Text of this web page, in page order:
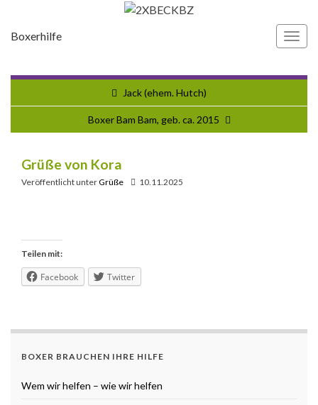
Boxerhilfe
Jack (ehem. Hutch)
Boxer Bam Bam, geb. ca. 2015
Grüße von Kora
Veröffentlicht unterGrüße 10.11.2025
Teilen mit:
Facebook Twitter
BOXER BRAUCHEN IHRE HILFE
Wem wir helfen – wie wir helfen